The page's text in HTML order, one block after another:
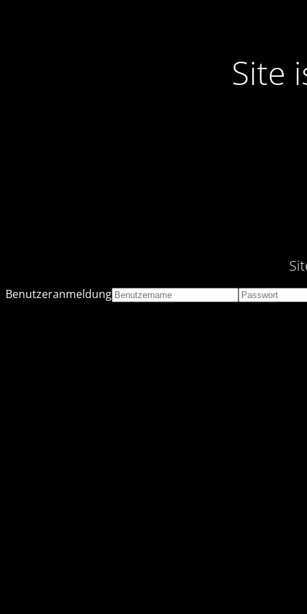
Site
Benutzeranmeldung